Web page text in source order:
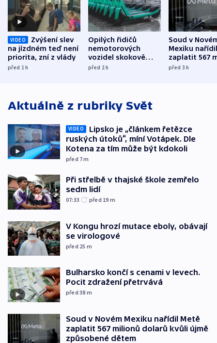
VIDEO
Zvýšení slev
na jízdném teď není
priorita, zní z vlády
před 1h
Opilých řidičů
nemotorových
vozidel skokově
přibylo, nejvíc ve
před 2h
Soud v
Mexiku
zaplatit 567
dolarů kvůli
před 3h
Aktuálně z rubriky Svět
VIDEO
Lipsko je „článkem řetězce
ruských útoků“, míní Votápek. Dle
Kotena za tím může být kdokoli
před 7m
Při střelbě v thajské škole zemřelo
sedm lidí
07:33 před 19 m
V Kongu hrozí mutace eboly, obávají
se virologové
před 25 m
Bulharsko končí s cenami v levech.
Pocit zdražení přetrvává
před 38 m
Soud v Novém Mexiku nařídil Metě
zaplatit 567 milionů dolarů kvůli újmě
způsobené dětem